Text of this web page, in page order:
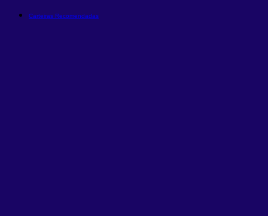
Carteiras Recomendadas